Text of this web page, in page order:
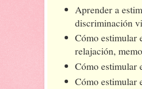
Aprender a
discriminación
Cómo
relajación,
Cómo estimular
Cómo estimular